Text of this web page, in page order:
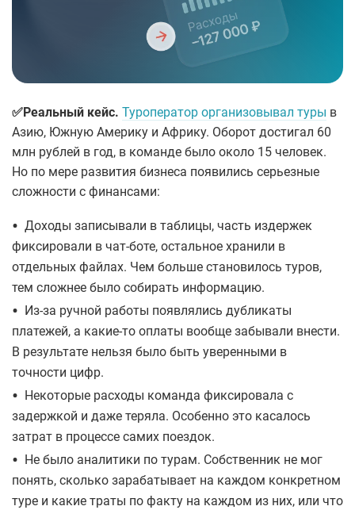
✅Реальный кейс. Туроператор организовывал туры в
Азию, Южную Америку и Африку. Оборот достигал 60
млн рублей в год, в команде было около 15 человек.
Но по мере развития бизнеса появились серьезные
сложности с финансами:
• Доходы записывали в таблицы, часть издержек
фиксировали в чат‑боте, остальное хранили в
отдельных файлах. Чем больше становилось туров,
тем сложнее было собирать информацию.
•
Из‑за ручной работы появлялись дубликаты
платежей, а какие‑то оплаты вообще забывали внести.
В результате нельзя было быть уверенными в
точности цифр.
• Некоторые расходы команда фиксировала с
задержкой и даже теряла. Особенно это касалось
затрат в процессе самих поездок.
• Не было аналитики по турам. Собственник не мог
понять, сколько зарабатывает на каждом конкретном
туре и какие траты по факту на каждом из них, или что